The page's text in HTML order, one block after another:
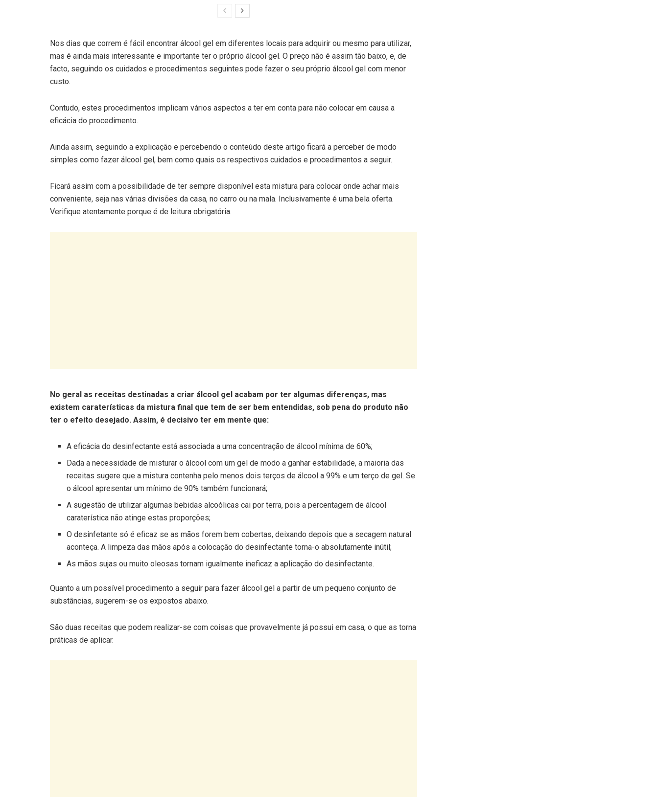
Nos dias que correm é fácil encontrar álcool gel em diferentes locais para adquirir ou mesmo para utilizar,
mas é ainda mais interessante e importante ter o próprio álcool gel. O preço não é assim tão baixo, e, de
facto, seguindo os cuidados e procedimentos seguintes pode fazer o seu próprio álcool gel com menor
custo.
Contudo, estes procedimentos implicam vários aspectos a ter em conta para não colocar em causa a
eficácia do procedimento.
Ainda assim, seguindo a explicação e percebendo o conteúdo deste artigo ficará a perceber de modo
simples como fazer álcool gel, bem como quais os respectivos cuidados e procedimentos a seguir.
Ficará assim com a possibilidade de ter sempre disponível esta mistura para colocar onde achar mais
conveniente, seja nas várias divisões da casa, no carro ou na mala. Inclusivamente é uma bela oferta.
Verifique atentamente porque é de leitura obrigatória.
ter o efeito desejado. Assim, é decisivo ter em mente que:
A eficácia do desinfectante está associada a uma concentração de álcool mínima de 60%;
Dada a necessidade de misturar o álcool com um gel de modo a ganhar estabilidade, a maioria das
o álcool apresentar um mínimo de 90% também funcionará;
A sugestão de utilizar algumas bebidas alcoólicas cai por terra, pois a percentagem de álcool
O desinfetante só é eficaz se as mãos forem bem cobertas, deixando depois que a secagem natural
As mãos sujas ou muito oleosas tornam igualmente ineficaz a aplicação do desinfectante.
Quanto a um possível procedimento a seguir para fazer álcool gel a partir de um pequeno conjunto de
São duas receitas que podem realizar-se com coisas que provavelmente já possui em casa, o que as torna